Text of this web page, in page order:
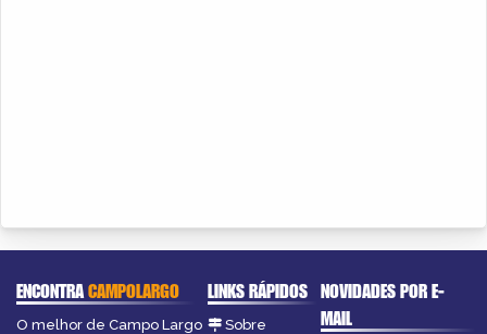
ENCONTRACAMPOLARGO
O melhor de Campo Largo
LINKS RÁPIDOS
Sobre
NOVIDADES POR E-
MAIL